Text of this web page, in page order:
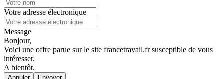
Votre adresse électronique
Message
Bonjour,
Voici une offre parue sur le site francetravail.fr susceptible de vous
intéresser.
A bientôt.